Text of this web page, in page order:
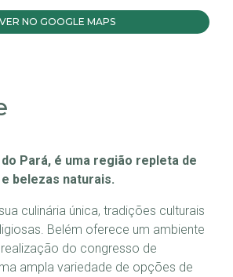
VER NO GOOGLE MAPS
Pará, é uma região repleta de
belezas naturais.
culinária única, tradições culturais
Belém oferece um ambiente
do congresso de
ampla variedade de opções de